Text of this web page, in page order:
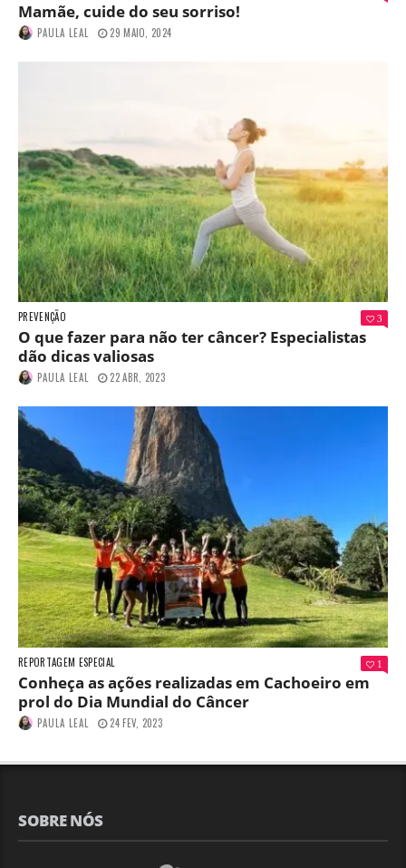
Mamãe, cuide do seu sorriso!
PAULA LEAL 29 MAIO, 2024
PREVENÇÃO 3
O que fazer para não ter câncer? Especialistas
dão dicas valiosas
PAULA LEAL 22 ABR, 2023
REPORTAGEM ESPECIAL 1
Conheça as ações realizadas em Cachoeiro em
prol do Dia Mundial do Câncer
PAULA LEAL 24 FEV, 2023
SOBRE NÓS